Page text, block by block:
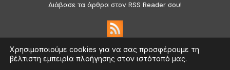
Διάβασε τα άρθρα στον RSS Reader σου!
Πολιτική Απορρήτου & Cookies
Χρησιμοποιούμε cookies για να σας προσφέρουμε τη
βέλτιστη εμπειρία πλοήγησης στον ιστότοπό μας.